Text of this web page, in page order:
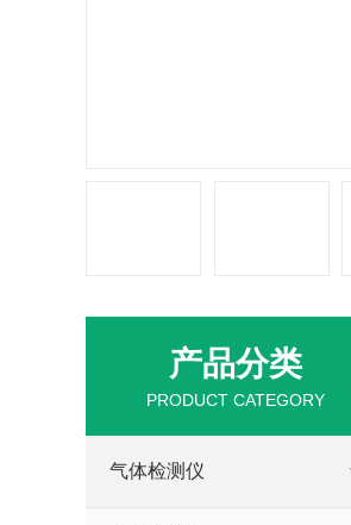
产品分类
PRODUCT CATEGORY
气体检测仪